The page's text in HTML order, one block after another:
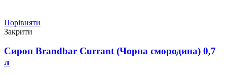
Порівняти
Закрити
Сироп Brandbar Currant (Чорна смородина) 0,7
л